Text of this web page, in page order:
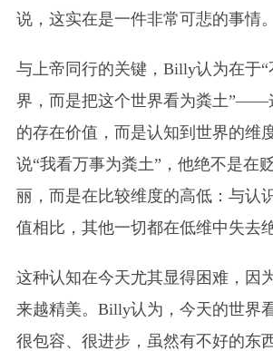
说，这实在是一件非常可悲的事情
与上帝同行的关键，Billy认为在于
界，而是把这个世界看为粪土”——
的存在价值，而是认知到世界的维
说“我看万事为粪土”，他绝不是在
丽，而是在比较维度的高低：与认
值相比，其他一切都在低维中失去
这种认知在今天尤其显得困难，因
来越精美。Billy认为，今天的世界
很包容、很进步，虽然有不好的东